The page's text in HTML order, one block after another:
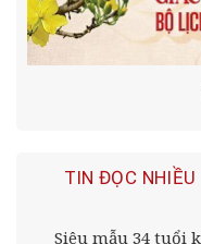
TIN ĐỌC NHIỀU
Siêu mẫu 34 tuổi